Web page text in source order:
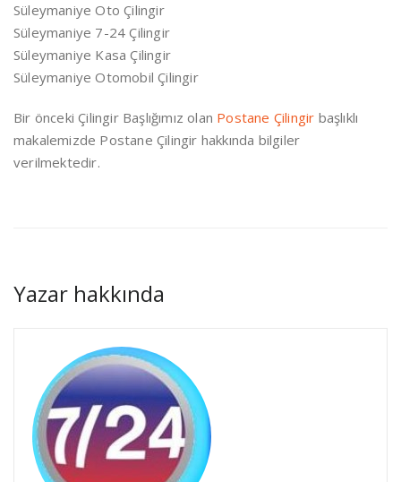
Süleymaniye Oto Çilingir
Süleymaniye 7-24 Çilingir
Süleymaniye Kasa Çilingir
Süleymaniye Otomobil Çilingir
Bir önceki Çilingir Başlığımız olan Postane Çilingir başlıklı
makalemizde Postane Çilingir hakkında bilgiler
verilmektedir.
Yazar hakkında